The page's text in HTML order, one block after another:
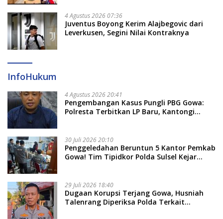
4 Agustus 2026 07:36
Juventus Boyong Kerim Alajbegovic dari
Leverkusen, Segini Nilai Kontraknya
InfoHukum
4 Agustus 2026 20:41
Pengembangan Kasus Pungli PBG Gowa:
Polresta Terbitkan LP Baru, Kantongi
30 Juli 2026 20:10
Penggeledahan Beruntun 5 Kantor Pemkab
Gowa! Tim Tipidkor Polda Sulsel Kejar
29 Juli 2026 18:40
Dugaan Korupsi Terjang Gowa, Husniah
Talenrang Diperiksa Polda Terkait